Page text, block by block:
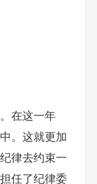
在这一年
。这就更加
律去约束一
任了纪律委